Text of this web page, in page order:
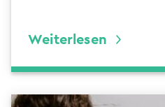
Weiterlesen